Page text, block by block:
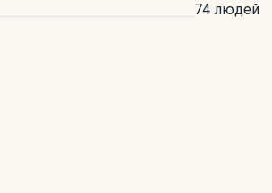
74 людей